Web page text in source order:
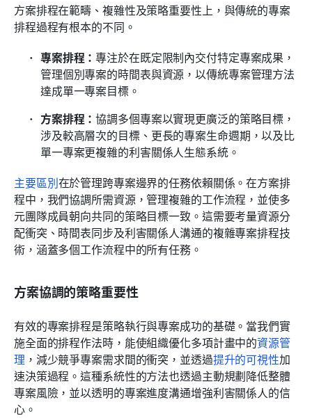
方案排程在範疇、複雜性及策略重要性上，與傳統的專案
排程過程有根本的不同。
專案排程：專注於在既定限制內交付特定專案成果，
管理個別專案的時間表與資源，以傳統專案管理方法
達成單一專案目標。
方案排程：協調多個專案以實現更廣泛的策略目標，
涉及較高層次的目標、更長的專案生命週期，以及比
單一專案更複雜的利害關係人生態系統。
主要區別在於管理跨專案邊界的任務依賴關係。在方案排
程中，我們協調所需資源，管理複雜的工作流程，並使多
元團隊成員朝向共同的策略目標一致。這需要考量資源分
配衝突、時間表同步及利害關係人溝通的複雜專案排程技
術，涵蓋多個工作流程中的所有任務。
方案協調的策略重要性
有效的專案排程是策略執行與專案成功的基礎。當我們實
施全面的排程作法時，能使組織優化多項計畫中的資源管
理 ，減少競爭專案需求間的衝突，並透過提升的可視性加
速決策過程。這種系統性的方法也透過主動規劃降低整體
專案風險，並以透明的專案進度溝通增強利害關係人的信
心。